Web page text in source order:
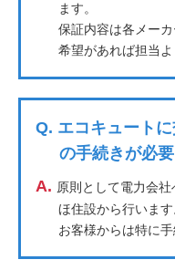
ます。
保証内容は各メー
希望があれば担当
Q. エコキュート
の手続きが必
A. 原則として電力会
ほ住設から行います
お客様からは特に